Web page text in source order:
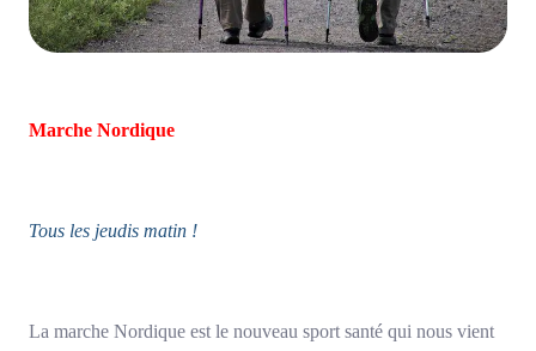
Marche Nordique
Tous les jeudis matin !
La marche Nordique est le nouveau sport santé qui nous vient